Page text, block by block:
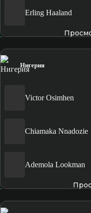
Erling Haaland
Нигерия
Victor Osimhen
Chiamaka Nnadozie
Ademola Lookman